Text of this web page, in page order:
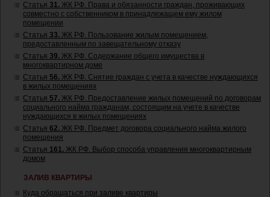
Статья 31. ЖК РФ. Права и обязанности граждан, проживающих
совместно с собственником в принадлежащем ему жилом
помещении
Статья 33. ЖК РФ. Пользование жилым помещением,
предоставленным по завещательному отказу
Статья 39. ЖК РФ. Содержание общего имущества в
многоквартирном доме
Статья 56. ЖК РФ. Снятие граждан с учета в качестве нуждающихся
в жилых помещениях
Статья 57. ЖК РФ. Предоставление жилых помещений по договорам
социального найма гражданам, состоящим на учете в качестве
нуждающихся в жилых помещениях
Статья 62. ЖК РФ. Предмет договора социального найма жилого
помещения
Статья 161. ЖК РФ. Выбор способа управления многоквартирным
домом
ЗАЛИВ КВАРТИРЫ
Куда обращаться при заливе квартиры